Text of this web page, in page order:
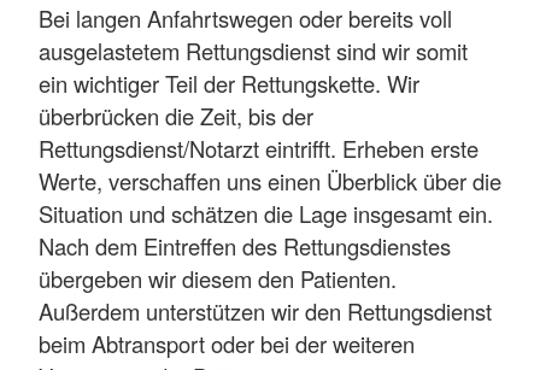
Bei langen Anfahrtswegen oder bereits voll
ausgelastetem Rettungsdienst sind wir somit
ein wichtiger Teil der Rettungskette. Wir
überbrücken die Zeit, bis der
Rettungsdienst/Notarzt eintrifft. Erheben erste
Werte, verschaffen uns einen Überblick über die
Situation und schätzen die Lage insgesamt ein.
Nach dem Eintreffen des Rettungsdienstes
übergeben wir diesem den Patienten.
Außerdem unterstützen wir den Rettungsdienst
beim Abtransport oder bei der weiteren